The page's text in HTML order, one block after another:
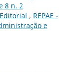
8 n. 2
Editorial , REPAE -
e